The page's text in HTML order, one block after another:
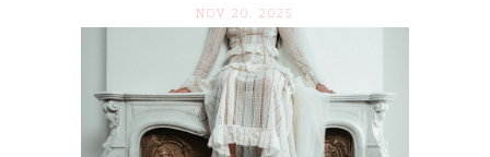
NOV 20. 2025